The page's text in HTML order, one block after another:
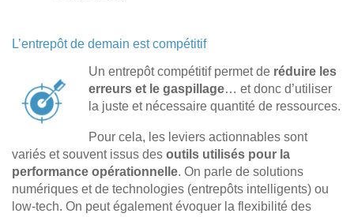
L’entrepôt de demain est compétitif
Un entrepôt compétitif permet de réduire les
erreurs et le gaspillage… et donc d’utiliser
la juste et nécessaire quantité de ressources.
Pour cela, les leviers actionnables sont
variés et souvent issus des outils utilisés pour la
performance opérationnelle. On parle de solutions
numériques et de technologies (entrepôts intelligents) ou
low-tech. On peut également évoquer la flexibilité des